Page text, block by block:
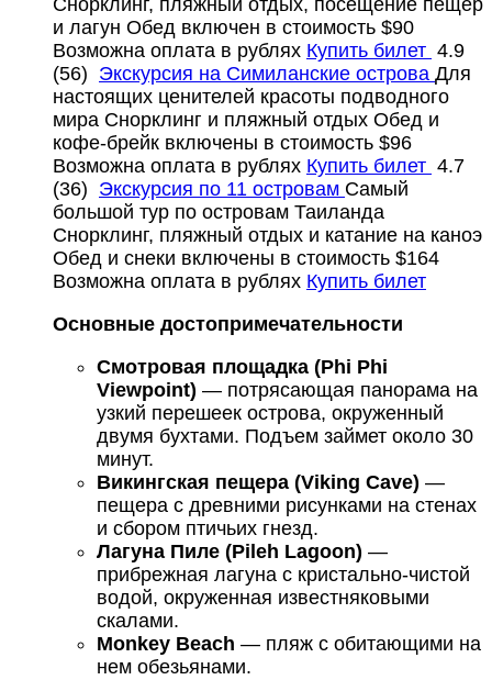
Cнорклинг, пляжный отдых, посещение пещер
и лагун Обед включен в стоимость $90
Возможна оплата в рублях Купить билет 4.9
(56) Экскурсия на Симиланские острова Для
настоящих ценителей красоты подводного
мира Cнорклинг и пляжный отдых Обед и
кофе-брейк включены в стоимость $96
Возможна оплата в рублях Купить билет 4.7
(36) Экскурсия по 11 островам Самый
большой тур по островам Таиланда
Cнорклинг, пляжный отдых и катание на каноэ
Обед и снеки включены в стоимость $164
Возможна оплата в рублях Купить билет
Основные достопримечательности
Смотровая площадка (Phi Phi
Viewpoint) — потрясающая панорама на
узкий перешеек острова, окруженный
двумя бухтами. Подъем займет около 30
минут.
Викингская пещера (Viking Cave) —
пещера с древними рисунками на стенах
и сбором птичьих гнезд.
Лагуна Пиле (Pileh Lagoon) —
прибрежная лагуна с кристально-чистой
водой, окруженная известняковыми
скалами.
Monkey Beach — пляж с обитающими на
нем обезьянами.